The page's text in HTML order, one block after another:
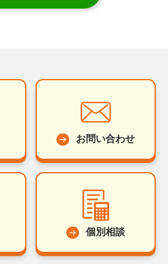
お問い合わせ
個別相談